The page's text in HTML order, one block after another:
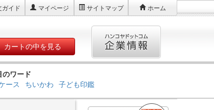
ガイド マイページ サイトマップ ホーム
カートの中を見る
のワード
ース
ちいかわ 子ども印鑑